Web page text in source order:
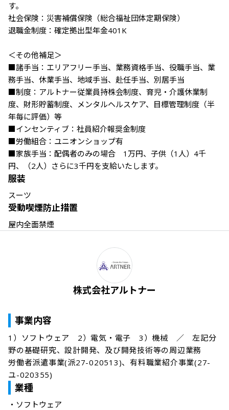
す。
社会保険：災害補償保険（総合福祉団体定期保険）
退職金制度：確定拠出型年金401K
＜その他補足＞
■諸手当：エリアフリー手当、業務資格手当、役職手当、業
務手当、休業手当、地域手当、赴任手当、別居手当
■制度：アルトナー従業員持株会制度、育児・介護休業制
度、財形貯蓄制度、メンタルヘルスケア、目標管理制度（半
年毎に評価）等
■インセンティブ：社員紹介報奨金制度
■労働組合：ユニオンショップ有
■家族手当：配偶者のみの場合　1万円、子供（1人）4千
円、（2人）さらに3千円を支給いたします。
服装
スーツ
受動喫煙防止措置
屋内全面禁煙
株式会社アルトナー
事業内容
1）ソフトウェア　2）電気・電子　3）機械　／　左記分
野の基礎研究、設計開発、及び開発技術等の周辺業務
労働者派遣事業(派27-020513)、有料職業紹介事業(27-
ユ-020355)
業種
・ ソフトウェア